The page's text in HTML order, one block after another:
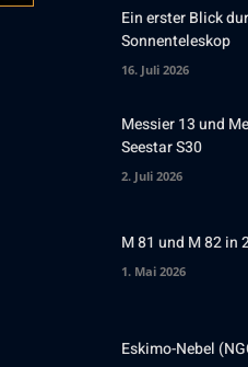
Ein erster Blick
Sonnenteleskop
16. Juli 2026
Messier 13 und
Seestar S30
2. Juli 2026
M 81 und M 82 in
1. Mai 2026
Eskimo-Nebel